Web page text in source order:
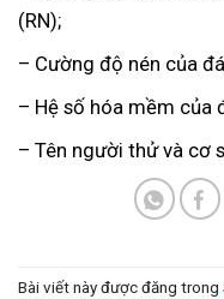
(RN);
– Cường độ nén của
– Hệ số hóa mềm của
– Tên người thử và cơ
Bài viết này được đăng trong